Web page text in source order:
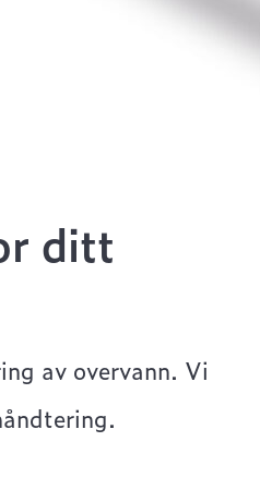
ditt
av overvann. Vi